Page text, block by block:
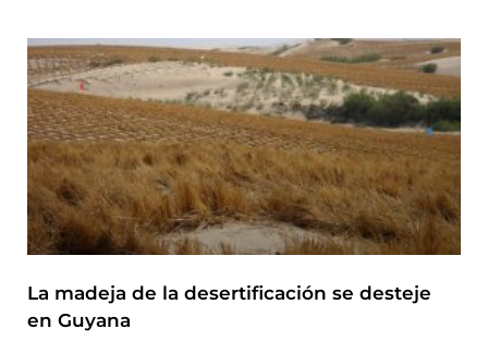
La madeja de la desertificación se desteje
en Guyana